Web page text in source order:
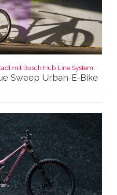
mit Bosch Hub Line System:
Sweep Urban-E-Bike